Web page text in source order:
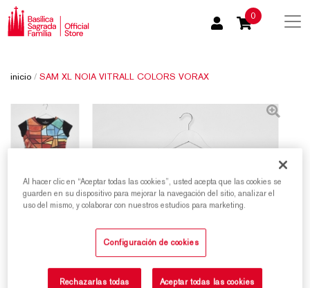
0
inicio / SAM XL NOIA VITRALL COLORS VORAX
Al hacer clic en “Aceptar todas las cookies”, usted acepta que las cookies se
guarden en su dispositivo para mejorar la navegación del sitio, analizar el
uso del mismo, y colaborar con nuestros estudios para marketing.
Configuración de cookies
Rechazarlas todas Aceptar todas las cookies